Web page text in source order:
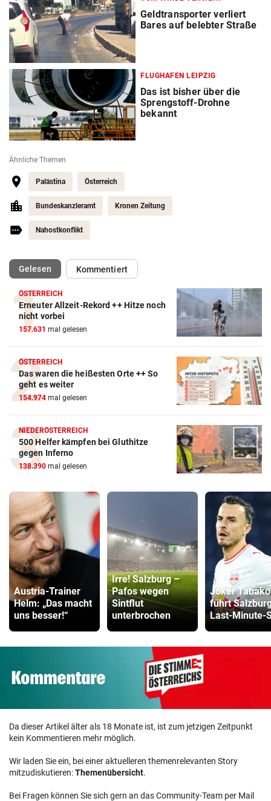
Geldtransporter verliert
Bares auf belebter Straße
FLUGHAFEN LEIPZIG
Das ist bisher über die
Sprengstoff-Drohne
bekannt
Ähnliche Themen
Palästina Österreich
Bundeskanzleramt Kronen Zeitung
Nahostkonflikt
Gelesen(ausgewählt)Kommentiert
ÖSTERREICH
Erneuter Allzeit-Rekord ++ Hitze noch
nicht vorbei
157.631 mal gelesen
ÖSTERREICH
Das waren die heißesten Orte ++ So
geht es weiter
154.974 mal gelesen
NIEDERÖSTERREICH
500 Helfer kämpfen bei Gluthitze
gegen Inferno
138.390 mal gelesen
Austria-Trainer
Helm: „Das macht
uns besser!“
Irre! Salzburg –
Pafos wegen
Sintflut
unterbrochen
Joker
führt
Last-Minute-
Da dieser Artikel älter als 18 Monate ist, ist zum jetzigen Zeitpunkt
kein Kommentieren mehr möglich.
Wir laden Sie ein, bei einer aktuelleren themenrelevanten Story
mitzudiskutieren:Themenübersicht.
Bei Fragen können Sie sich gern an das Community-Team per Mail